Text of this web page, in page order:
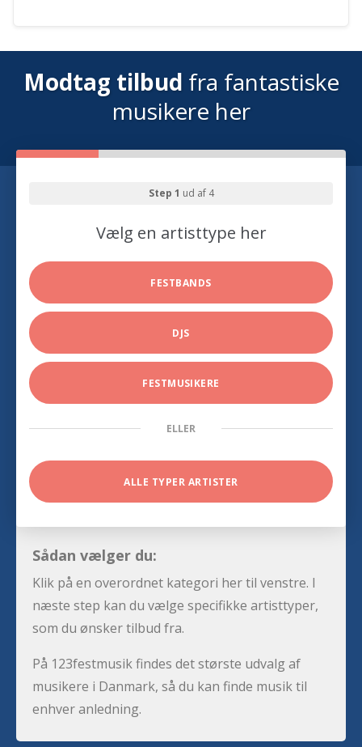
Modtag tilbud fra fantastiske
musikere her
Step 1 ud af 4
Vælg en artisttype her
FESTBANDS
DJS
FESTMUSIKERE
ELLER
ALLE TYPER ARTISTER
Sådan vælger du:
Klik på en overordnet kategori her til venstre. I
næste step kan du vælge specifikke artisttyper,
som du ønsker tilbud fra.
På 123festmusik findes det største udvalg af
musikere i Danmark, så du kan finde musik til
enhver anledning.